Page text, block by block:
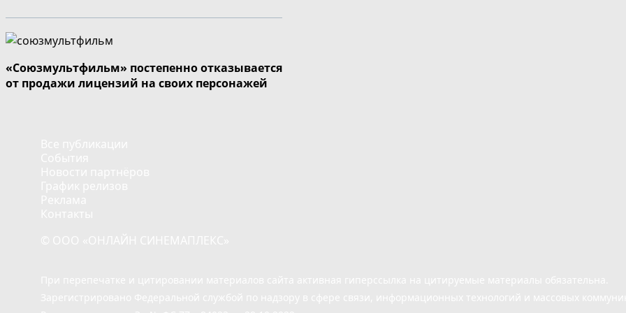
«Союзмультфильм» постепенно отказывается
от продажи лицензий на своих персонажей